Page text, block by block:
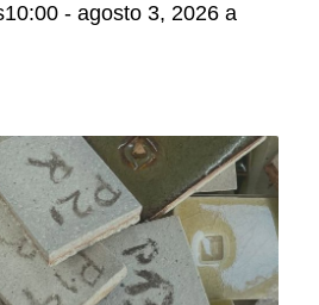
- agosto 3, 2026 a